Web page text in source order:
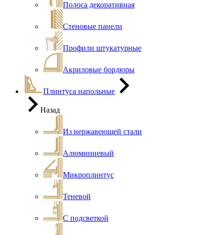
Полоса декоративная
Стеновые панели
Профили штукатурные
Акриловые бордюры
Плинтуса напольные
Назад
Из нержавеющей стали
Алюминиевый
Микроплинтус
Теневой
С подсветкой